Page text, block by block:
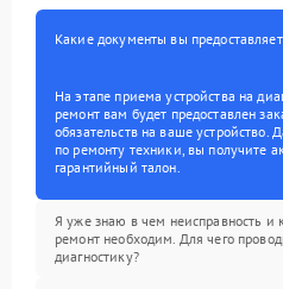
Какие документы вы
На этапе приема устройства на
ремонт вам будет предоставлен
обязательств на ваше устройство.
по ремонту техники, вы получите
гарантийный талон.
Я уже знаю в чем неисправность и
ремонт необходим. Для чего
диагностику?